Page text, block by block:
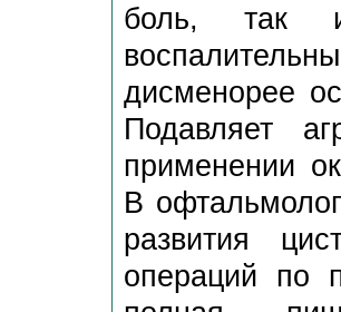
боль, так
дисменорее
Подавляет
применении
В
развития
операций по